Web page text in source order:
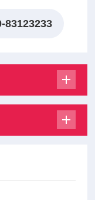
83123233